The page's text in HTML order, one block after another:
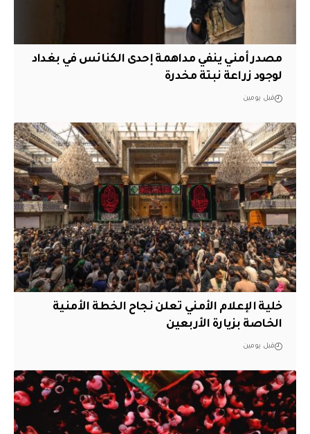
مصدر أمني ينفي مداهمة إحدى الكنائس في بغداد
لوجود زراعة نبتة مخدرة
قبل يومين
خلية الإعلام الأمني تعلن نجاح الخطة الأمنية
الخاصة بزيارة الأربعين
قبل يومين